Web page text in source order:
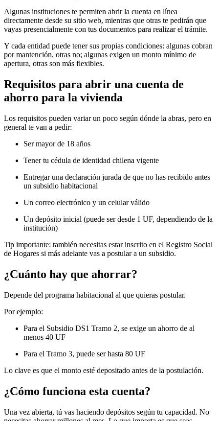
Algunas instituciones te permiten abrir la cuenta en línea
directamente desde su sitio web, mientras que otras te pedirán que
vayas presencialmente con tus documentos para realizar el trámite.
Y cada entidad puede tener sus propias condiciones: algunas cobran
por mantención, otras no; algunas exigen un monto mínimo de
apertura, otras son más flexibles.
Requisitos para abrir una cuenta de
ahorro para la vivienda
Los requisitos pueden variar un poco según dónde la abras, pero en
general te van a pedir:
Ser mayor de 18 años
Tener tu cédula de identidad chilena vigente
Entregar una declaración jurada de que no has recibido antes
un subsidio habitacional
Un correo electrónico y un celular válido
Un depósito inicial (puede ser desde 1 UF, dependiendo de la
institución)
Tip importante: también necesitas estar inscrito en el Registro Social
de Hogares si más adelante vas a postular a un subsidio.
¿Cuánto hay que ahorrar?
Depende del programa habitacional al que quieras postular.
Por ejemplo:
Para el Subsidio DS1 Tramo 2, se exige un ahorro de al
menos 40 UF
Para el Tramo 3, puede ser hasta 80 UF
Lo clave es que el monto esté depositado antes de la postulación.
¿Cómo funciona esta cuenta?
Una vez abierta, tú vas haciendo depósitos según tu capacidad. No